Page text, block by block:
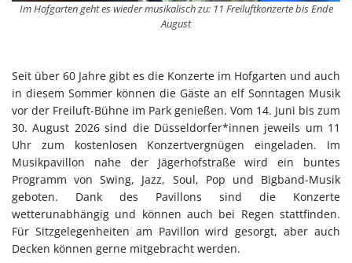
Im Hofgarten geht es wieder musikalisch zu: 11 Freiluftkonzerte bis Ende
August
Seit über 60 Jahre gibt es die Konzerte im Hofgarten und auch
in diesem Sommer können die Gäste an elf Sonntagen Musik
vor der Freiluft-Bühne im Park genießen. Vom 14. Juni bis zum
30. August 2026 sind die Düsseldorfer*innen jeweils um 11
Uhr zum kostenlosen Konzertvergnügen eingeladen. Im
Musikpavillon nahe der Jägerhofstraße wird ein buntes
Programm von Swing, Jazz, Soul, Pop und Bigband-Musik
geboten. Dank des Pavillons sind die Konzerte
wetterunabhängig und können auch bei Regen stattfinden.
Für Sitzgelegenheiten am Pavillon wird gesorgt, aber auch
Decken können gerne mitgebracht werden.